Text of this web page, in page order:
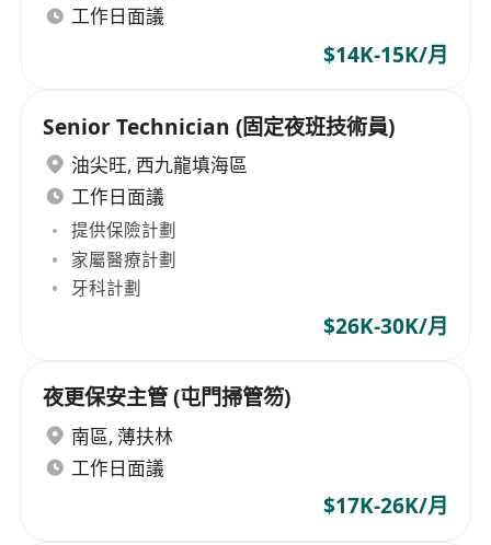
工作日面議
$14K-15K/月
Senior Technician (固定夜班技術員)
油尖旺, 西九龍填海區
工作日面議
提供保險計劃
家屬醫療計劃
牙科計劃
$26K-30K/月
夜更保安主管 (屯門掃管笏)
南區, 薄扶林
工作日面議
$17K-26K/月